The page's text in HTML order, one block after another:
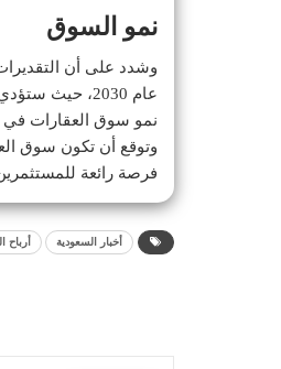
نمو السوق
عام 2030،
نمو سوق العقارات في
وتوقع أن تكون سوق
فرصة رائعة
أخبار السعودية أرباح